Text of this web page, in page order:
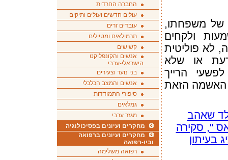
של משפחתו,
ולקחים
לא פוליטית
או שלא
הרייך
האשמה הזאת
שאהב
", סקירה
בעיתון
החברה החרדית
עולים חדשים ועולים ותיקים
עובדים זרים
תרמילאים ומטיילים
קשישים
אנשים והקונפליקט
הישראלי-ערבי
בני נוער וצעירים
אנשים והמצב הכלכלי
סיפורי התמודדות
גמלאים
מגזר ערבי
מחקרים ועיונים בפסיכולוגיה
מחקרים ועיונים ברפואה
וביו-רפואה
רפואה משלימה